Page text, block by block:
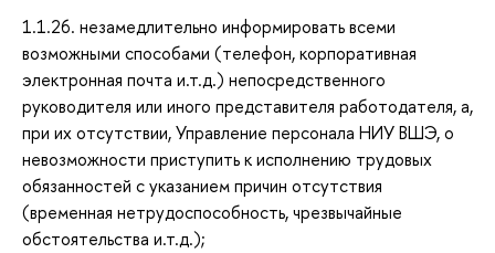
1.1.26. незамедлительно информировать всеми
возможными способами (телефон, корпоративная
электронная почта и.т.д.) непосредственного
руководителя или иного представителя работодателя, а,
при их отсутствии, Управление персонала НИУ ВШЭ, о
невозможности приступить к исполнению трудовых
обязанностей с указанием причин отсутствия
(временная нетрудоспособность, чрезвычайные
обстоятельства и.т.д.);